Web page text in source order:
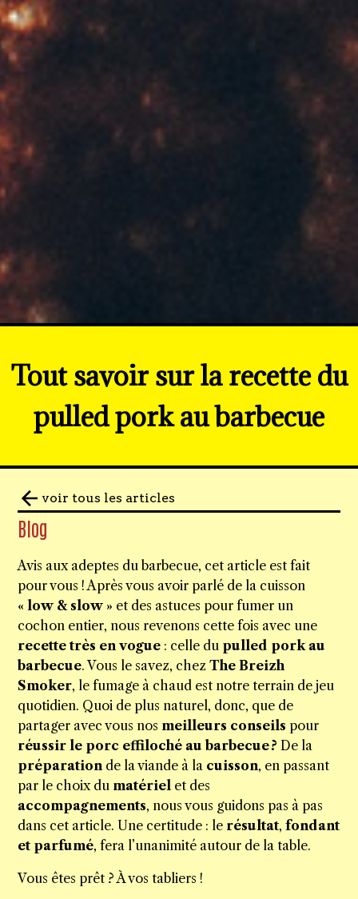
Tout savoir sur la recette du
pulled pork au barbecue
voir tous les articles
Blog
Avis aux adeptes du barbecue, cet article est fait
pour vous ! Après vous avoir parlé de la cuisson
« low & slow » et des astuces pour fumer un
cochon entier, nous revenons cette fois avec une
recette très en vogue : celle du pulled pork au
barbecue. Vous le savez, chezThe Breizh
Smoker, le fumage à chaud est notre terrain de jeu
quotidien. Quoi de plus naturel, donc, que de
partager avec vous nos meilleurs conseils pour
réussir le porc effiloché au barbecue ? De la
préparation de la viande à la cuisson, en passant
par le choix du matériel et des
accompagnements, nous vous guidons pas à pas
dans cet article. Une certitude : le résultat,fondant
et parfumé, fera l’unanimité autour de la table.
Vous êtes prêt ? À vos tabliers !